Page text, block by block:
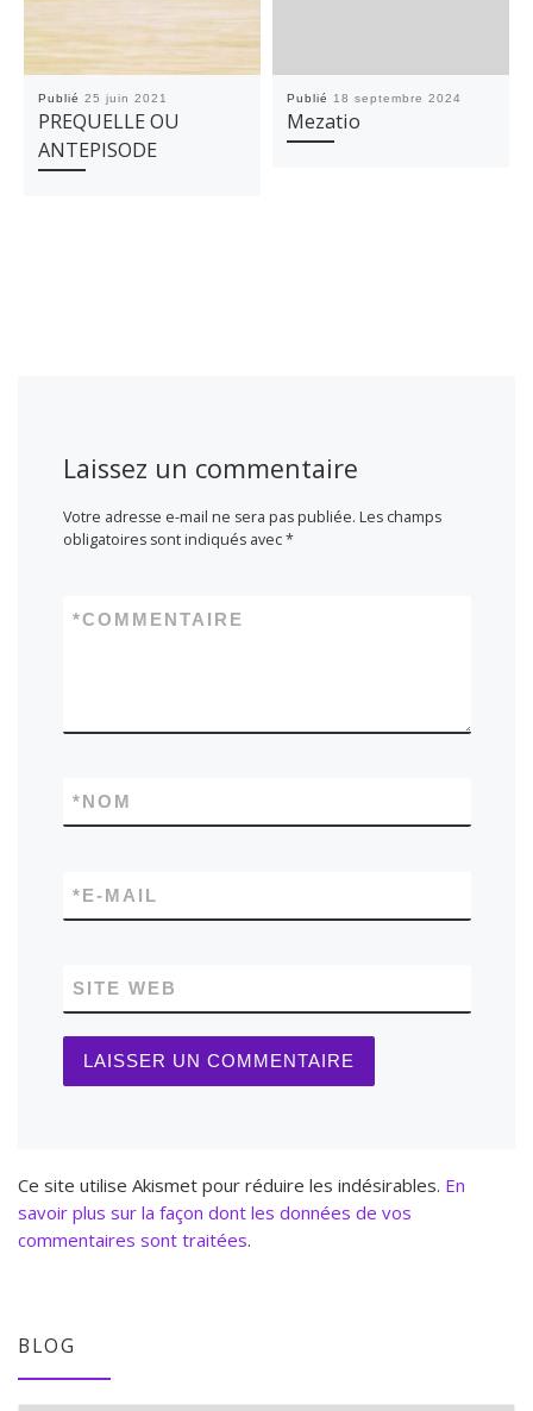
Publié 25 juin 2021
PREQUELLE OU
ANTEPISODE
Publié 18 septembre 2024
Mezatio
Laissez un commentaire
Votre adresse e-mail ne sera pas publiée. Les champs
obligatoires sont indiqués avec*
COMMENTAIRE
*
NOM
*
E-MAIL
*
SITE WEB
Ce site utilise Akismet pour réduire les indésirables. En
savoir plus sur la façon dont les données de vos
commentaires sont traitées.
BLOG